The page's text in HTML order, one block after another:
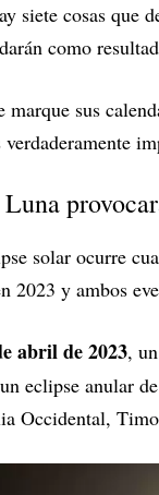
siete cosas que
como
marque sus
verdaderamente
solar ocurre
2023 y ambos
abril de 2023,
eclipse anular
Occidental,